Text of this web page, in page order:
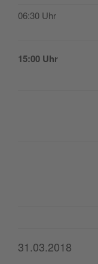
06:30 Uhr
15:00 Uhr
31.03.2018